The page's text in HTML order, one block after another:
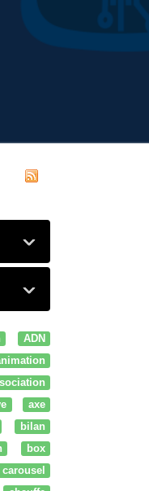
ADN
axe
bilan
box
carousel